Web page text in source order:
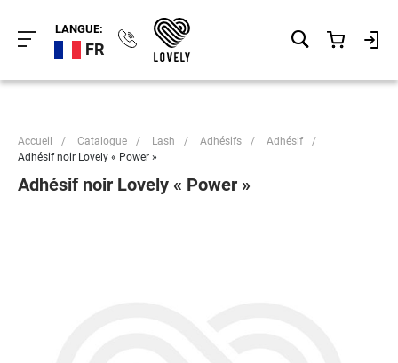
LANGUE:
FR
Accueil / Catalogue / Lash / Adhésifs / Adhésif
/
Adhésif noir Lovely « Power »
Adhésif noir Lovely « Power »